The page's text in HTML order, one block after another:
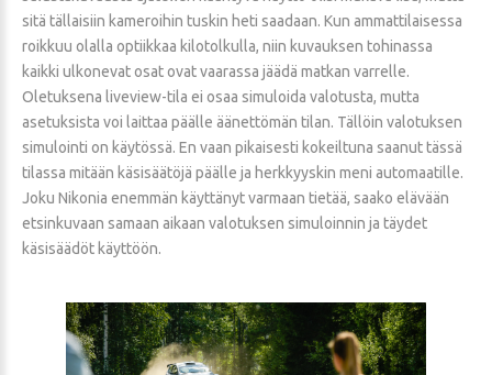
sitä tällaisiin kameroihin tuskin heti saadaan. Kun ammattilaisessa
roikkuu olalla optiikkaa kilotolkulla, niin kuvauksen tohinassa
kaikki ulkonevat osat ovat vaarassa jäädä matkan varrelle.
Oletuksena liveview-tila ei osaa simuloida valotusta, mutta
asetuksista voi laittaa päälle äänettömän tilan. Tällöin valotuksen
simulointi on käytössä. En vaan pikaisesti kokeiltuna saanut tässä
tilassa mitään käsisäätöjä päälle ja herkkyyskin meni automaatille.
Joku Nikonia enemmän käyttänyt varmaan tietää, saako elävään
etsinkuvaan samaan aikaan valotuksen simuloinnin ja täydet
käsisäädöt käyttöön.